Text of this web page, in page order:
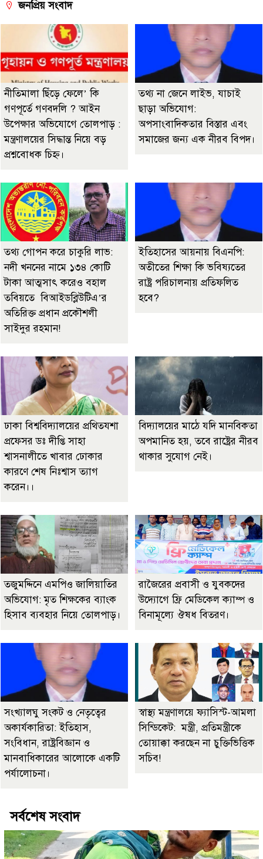
জনপ্রিয় সংবাদ
নীতিমালা ছিঁড়ে ফেলে’ কি
গণপূর্তে গণবদলি ? আইন
উপেক্ষার অভিযোগে তোলপাড় :
মন্ত্রণালয়ের সিদ্ধান্ত নিয়ে বড়
প্রশ্নবোধক চিহ্ন।
তথ্য না জেনে লাইভ, যাচাই
ছাড়া অভিযোগ:
অপসাংবাদিকতার বিস্তার এবং
সমাজের জন্য এক নীরব বিপদ।
তথ্য গোপন করে চাকুরি লাভ:
নদী খননের নামে ১৩৪ কোটি
টাকা আত্মসাৎ করেও বহাল
তবিয়তে বিআইডব্লিউটিএ’র
অতিরিক্ত প্রধান প্রকৌশলী
সাইদুর রহমান!
ইতিহাসের আয়নায় বিএনপি:
অতীতের শিক্ষা কি ভবিষ্যতের
রাষ্ট্র পরিচালনায় প্রতিফলিত
হবে?
ঢাকা বিশ্ববিদ্যালয়ের প্রথিতযশা
প্রফেসর ডঃ দীপ্তি সাহা
শ্বাসনালীতে খাবার ঢোকার
কারণে শেষ নিঃশ্বাস ত্যাগ
করেন।।
বিদ্যালয়ের মাঠে যদি মানবিকতা
অপমানিত হয়, তবে রাষ্ট্রের নীরব
থাকার সুযোগ নেই।
তজুমদ্দিনে এমপিও জালিয়াতির
অভিযোগ: মৃত শিক্ষকের ব্যাংক
হিসাব ব্যবহার নিয়ে তোলপাড়।
রাজৈরের‌ প্রবাসী ও যুবকদের
উদ্যোগে ফ্রি মেডিকেল ক্যাম্প ও
বিনামূল্যে ঔষধ বিতরণ।
সংখ্যালঘু সংকট ও নেতৃত্বের
অকার্যকারিতা: ইতিহাস,
সংবিধান, রাষ্ট্রবিজ্ঞান ও
মানবাধিকারের আলোকে একটি
পর্যালোচনা।
স্বাস্থ্য মন্ত্রণালয়ে ফ্যাসিস্ট-আমলা
সিন্ডিকেট: মন্ত্রী, প্রতিমন্ত্রীকে
তোয়াক্কা করছেন না চুক্তিভিত্তিক
সচিব!
সর্বশেষ সংবাদ